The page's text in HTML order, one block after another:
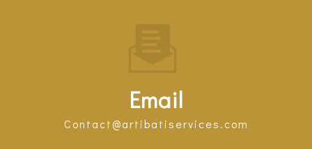
Email
contact@artibatiservices.com